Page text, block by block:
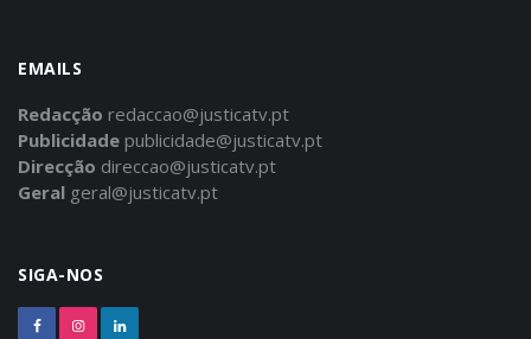
EMAILS
Redacção redaccao@justicatv.pt
Publicidade publicidade@justicatv.pt
Direcção direccao@justicatv.pt
Geral geral@justicatv.pt
SIGA-NOS